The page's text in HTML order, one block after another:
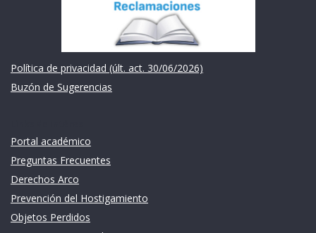
Política de privacidad (últ. act. 30/06/2026)
Buzón de Sugerencias
Portal académico
Preguntas Frecuentes
Derechos Arco
Prevención del Hostigamiento
Objetos Perdidos